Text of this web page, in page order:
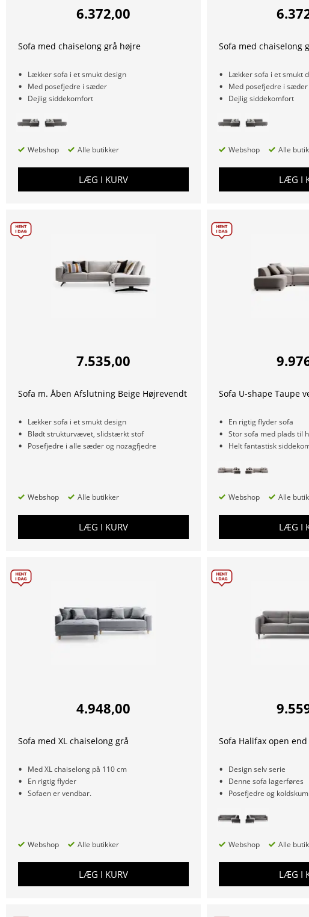
6.372,00
Sofa med chaiselong grå højre
Lækker sofa i et smukt design
Med posefjedre i sæder
Dejlig siddekomfort
Webshop Alle butikker
LÆG I KURV
Sofa med chaiselong
Lækker sofa i et smukt
Med posefjedre i sæder
Dejlig siddekomfort
Webshop Alle
LÆG I
7.535,00
Sofa m. Åben Afslutning Beige Højrevendt
Lækker sofa i et smukt design
Blødt strukturvævet, slidstærkt stof
Posefjedre i alle sæder og nozagfjedre
Webshop Alle butikker
LÆG I KURV
Sofa U-shape Taupe
En rigtig flyder sofa
Stor sofa med plads til
Helt fantastisk
Webshop Alle
LÆG I
4.948,00
Sofa med XL chaiselong grå
Med XL chaiselong på 110 cm
En rigtig flyder
Sofaen er vendbar.
Webshop Alle butikker
LÆG I KURV
Sofa Halifax open
Design selv serie
Denne sofa lagerføres
Posefjedre og
Webshop Alle
LÆG I